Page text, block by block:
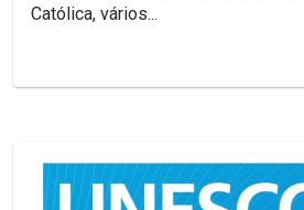
Católica, vários...